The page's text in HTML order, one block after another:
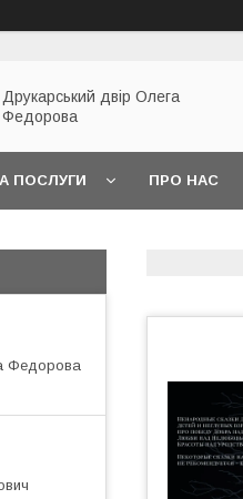
Друкарський двір Олега
Федорова
ПОСЛУГИ ПРО НАС
Федорова